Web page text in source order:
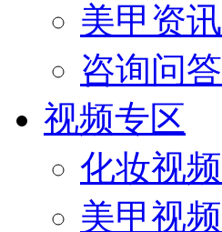
美甲资讯
咨询问答
视频专区
化妆视频
美甲视频